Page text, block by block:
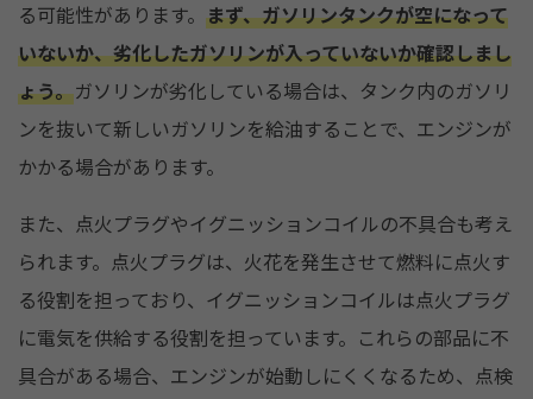
る可能性があります。 まず、ガソリンタンクが空になって
いないか、劣化したガソリンが入っていないか確認しまし
ょう。ガソリンが劣化している場合は、タンク内のガソリ
ンを抜いて新しいガソリンを給油することで、エンジンが
かかる場合があります。
また、点火プラグやイグニッションコイルの不具合も考え
られます。点火プラグは、火花を発生させて燃料に点火す
る役割を担っており、イグニッションコイルは点火プラグ
に電気を供給する役割を担っています。これらの部品に不
具合がある場合、エンジンが始動しにくくなるため、点検